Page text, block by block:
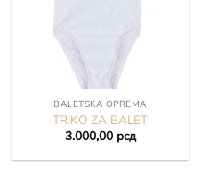
BALETSKA OPREMA
TRIKO ZA BALET
3.000,00 рсд